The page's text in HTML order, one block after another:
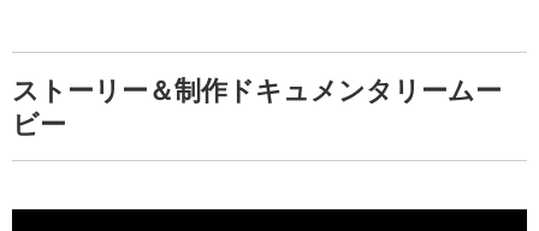
ストーリー＆制作ドキュメンタリームー
ビー